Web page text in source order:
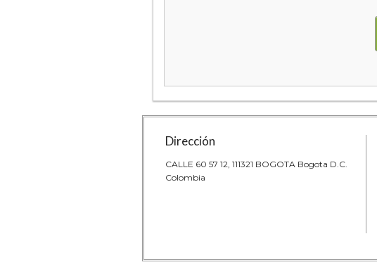
Dirección
CALLE 60 57 12, 111321 BOGOTA Bogota D.C.
Colombia